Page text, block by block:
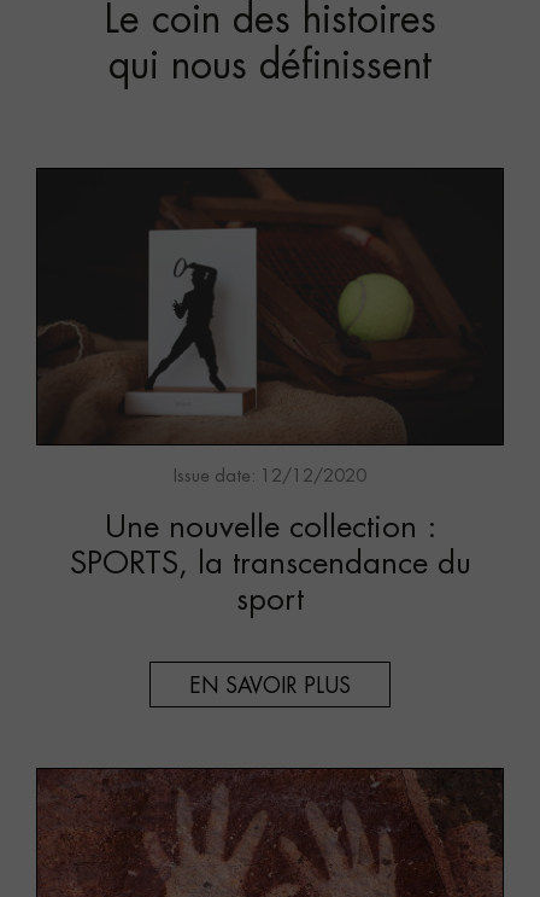
Le coin des histoires
qui nous définissent
Issue date: 12/12/2020
Une nouvelle collection :
SPORTS, la transcendance du
sport
EN SAVOIR PLUS